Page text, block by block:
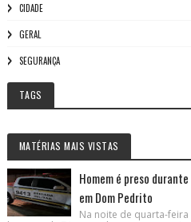
CIDADE
GERAL
SEGURANÇA
TAGS
MATÉRIAS MAIS VISTAS
Homem é preso
em Dom Pedrito
Na noite de quarta-